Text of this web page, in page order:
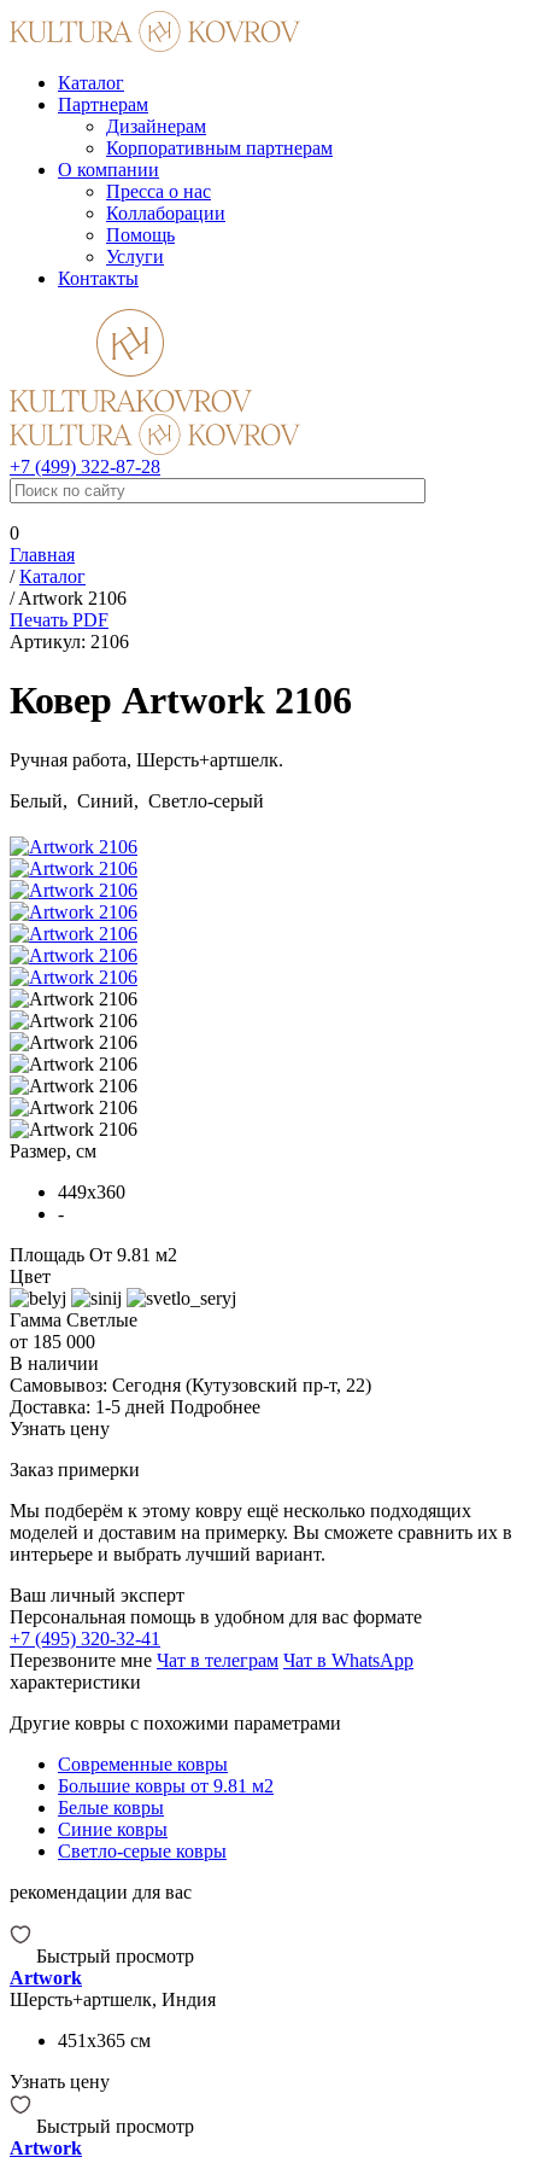
Каталог
Партнерам
Дизайнерам
Корпоративным партнерам
О компании
Пресса о нас
Коллаборации
Помощь
Услуги
Контакты
+7 (499) 322-87-28
0
Главная
/Каталог
/Artwork 2106
Печать PDF
Артикул: 2106
Ковер Artwork 2106
Ручная работа, Шерсть+артшелк.
Белый, Синий, Светло-серый
Размер, см
449x360
-
Площадь От 9.81 м2
Цвет
Гамма Светлые
от 185 000
В наличии
Самовывоз: Сегодня (Кутузовский пр-т, 22)
Доставка: 1-5 дней Подробнее
Узнать цену
Заказ примерки
Мы подберём к этому ковру ещё несколько подходящих
моделей и доставим на примерку. Вы сможете сравнить их в
интерьере и выбрать лучший вариант.
Ваш личный эксперт
Персональная помощь в удобном для вас формате
+7 (495) 320-32-41
Перезвоните мне Чат в телеграм Чат в WhatsApp
характеристики
Другие ковры с похожими параметрами
Современные ковры
Большие ковры от 9.81 м2
Белые ковры
Синие ковры
Светло-серые ковры
рекомендации для вас
Быстрый просмотр
Artwork
Шерсть+артшелк, Индия
451x365 см
Узнать цену
Быстрый просмотр
Artwork